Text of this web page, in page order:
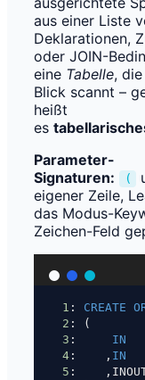
aus einer Liste
Deklarationen,
oder JOIN-
eine Tabelle,
Blick scannt –
heißt
es
Parameter-
Signaturen:
(
eigener Zeile,
das Modus-
Zeichen-Feld
1 : CREATE
2 : (
3 : IN
4 :    , IN
5 :